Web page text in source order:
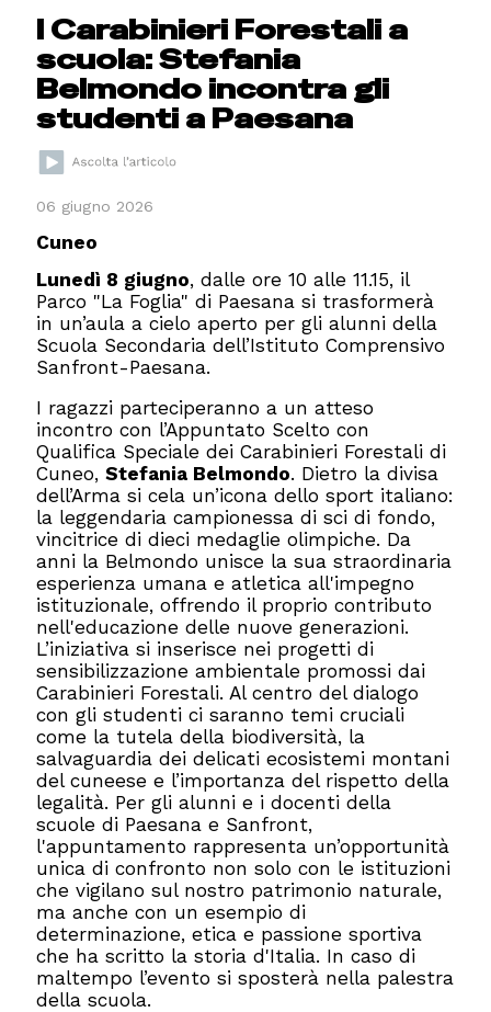
I Carabinieri Forestali a
scuola: Stefania
Belmondo incontra gli
studenti a Paesana
06 giugno 2026
Cuneo
Lunedì 8 giugno, dalle ore 10 alle 11.15, il
Parco "La Foglia" di Paesana si trasformerà
in un’aula a cielo aperto per gli alunni della
Scuola Secondaria dell’Istituto Comprensivo
Sanfront-Paesana.
I ragazzi parteciperanno a un atteso
incontro con l’Appuntato Scelto con
Qualifica Speciale dei Carabinieri Forestali di
Cuneo,Stefania Belmondo. Dietro la divisa
dell’Arma si cela un’icona dello sport italiano:
la leggendaria campionessa di sci di fondo,
vincitrice di dieci medaglie olimpiche. Da
anni la Belmondo unisce la sua straordinaria
esperienza umana e atletica all'impegno
istituzionale, offrendo il proprio contributo
nell'educazione delle nuove generazioni.
L’iniziativa si inserisce nei progetti di
sensibilizzazione ambientale promossi dai
Carabinieri Forestali. Al centro del dialogo
con gli studenti ci saranno temi cruciali
come la tutela della biodiversità, la
salvaguardia dei delicati ecosistemi montani
del cuneese e l’importanza del rispetto della
legalità. Per gli alunni e i docenti della
scuole di Paesana e Sanfront,
l'appuntamento rappresenta un’opportunità
unica di confronto non solo con le istituzioni
che vigilano sul nostro patrimonio naturale,
ma anche con un esempio di
determinazione, etica e passione sportiva
che ha scritto la storia d'Italia. In caso di
maltempo l’evento si sposterà nella palestra
della scuola.